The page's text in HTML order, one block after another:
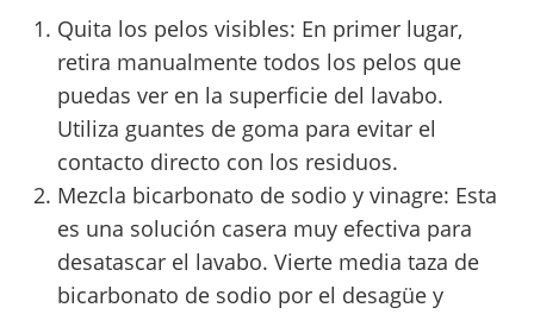
Quita los pelos visibles: En primer lugar,
retira manualmente todos los pelos que
puedas ver en la superficie del lavabo.
Utiliza guantes de goma para evitar el
contacto directo con los residuos.
Mezcla bicarbonato de sodio y vinagre: Esta
es una solución casera muy efectiva para
desatascar el lavabo. Vierte media taza de
bicarbonato de sodio por el desagüe y